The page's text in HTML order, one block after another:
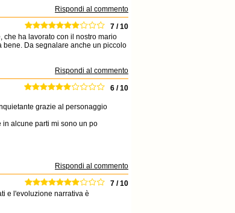
Rispondi al commento
7 / 10
che ha lavorato con il nostro mario
bene. Da segnalare anche un piccolo
Rispondi al commento
6 / 10
grazie al personaggio
in alcune parti mi sono un po
Rispondi al commento
7 / 10
e l'evoluzione narrativa è